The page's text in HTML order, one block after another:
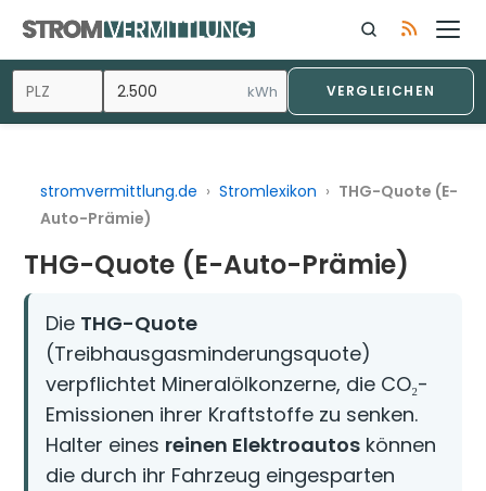
Inhalt
springen
kWh VERGLEICHEN
stromvermittlung.de › Stromlexikon › THG-Quote (E-
Auto-Prämie)
THG-Quote (E-Auto-Prämie)
Die THG-Quote
(Treibhausgasminderungsquote)
verpflichtet Mineralölkonzerne, die CO₂-
Emissionen ihrer Kraftstoffe zu senken.
Halter eines reinen Elektroautos können
die durch ihr Fahrzeug eingesparten